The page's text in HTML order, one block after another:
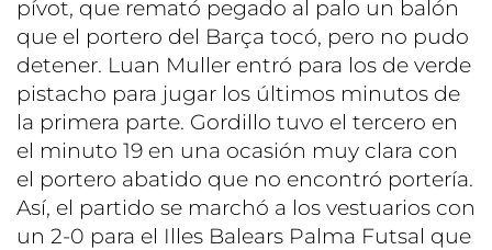
pívot, que remató pegado al palo un balón
que el portero del Barça tocó, pero no pudo
detener. Luan Muller entró para los de verde
pistacho para jugar los últimos minutos de
la primera parte. Gordillo tuvo el tercero en
el minuto 19 en una ocasión muy clara con
el portero abatido que no encontró portería.
Así, el partido se marchó a los vestuarios con
un 2-0 para el Illes Balears Palma Futsal que